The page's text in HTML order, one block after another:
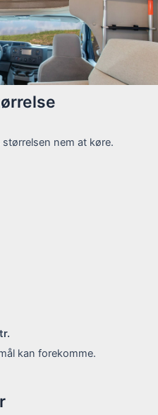
nem at køre.
kan forekomme.